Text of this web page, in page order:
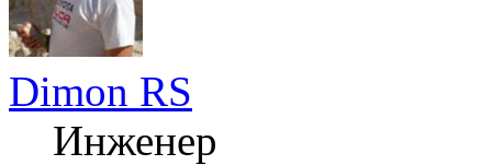
Dimon RS
Инженер